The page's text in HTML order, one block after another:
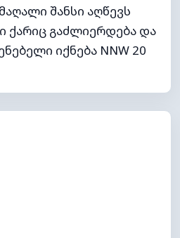
შანსი აღწევს
ქარიც გაძლიერდება და
იქნება NNW 20